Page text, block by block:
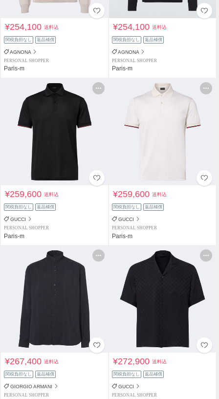
¥254,100送料込
関税負担なし 返品補償
AGNONA
PERSONAL SHOPPER
Paris-m
¥254,100送料込
関税負担なし 返品補償
AGNONA
PERSONAL SHOPPER
Paris-m
¥259,600送料込
関税負担なし 返品補償
GUCCI
PERSONAL SHOPPER
Paris-m
¥259,600送料込
関税負担なし 返品補償
GUCCI
PERSONAL SHOPPER
Paris-m
¥267,400送料込
関税負担なし 返品補償
GIORGIO ARMANI
PERSONAL SHOPPER
¥272,900送料込
関税負担なし 返品補償
GUCCI
PERSONAL SHOPPER